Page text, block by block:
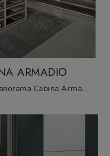
ARMADIO
Cerchi un'armadiatura Panorama Cabina Armadio Sangiacomo? Clicca subito! Gli armadi cabine armadio con ante scorrevoli ti attendono.